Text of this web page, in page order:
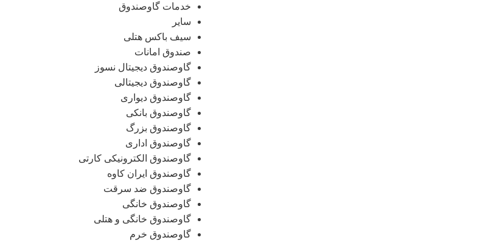
خدمات گاوصندوق
سایر
سیف باکس هتلی
صندوق امانات
گاوصندوق دیجیتال نسوز
گاوصندوق دیجیتالی
گاوصندوق دیواری
گاوصندوق بانکی
گاوصندوق بزرگ
گاوصندوق اداری
گاوصندوق الکترونیکی کارتی
گاوصندوق ایران کاوه
گاوصندوق ضد سرقت
گاوصندوق خانگی
گاوصندوق خانگی و هتلی
گاوصندوق خرم